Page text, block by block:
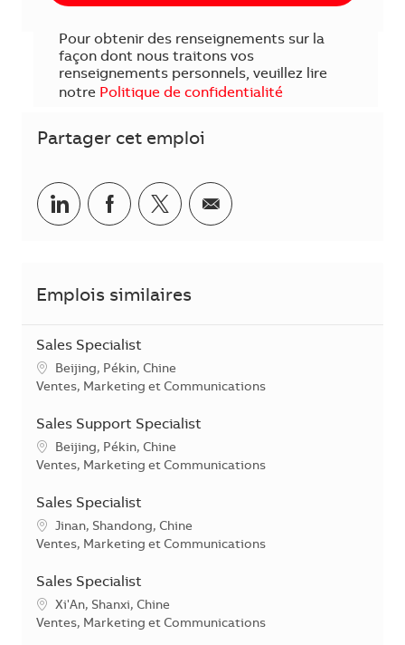
Pour obtenir des renseignements sur la
façon dont nous traitons vos
renseignements personnels, veuillez lire
notre Politique de confidentialité
Partager cet emploi
Partager sur LinkedIn
Partager sur Facebook
Share via twitter
Partager par courriel
Emplois similaires
Sales Specialist
Emplacement
Beijing, Pékin, Chine
Catégorie
Ventes, Marketing et Communications
Sales Support Specialist
Emplacement
Beijing, Pékin, Chine
Catégorie
Ventes, Marketing et Communications
Sales Specialist
Emplacement
Jinan, Shandong, Chine
Catégorie
Ventes, Marketing et Communications
Sales Specialist
Emplacement
Xi'An, Shanxi, Chine
Catégorie
Ventes, Marketing et Communications